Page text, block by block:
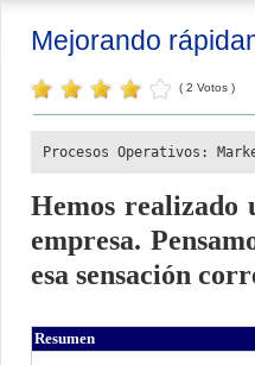
Mejorando
( 2 Votos )
Procesos Operativos:
Hemos realizado
empresa.
esa sensación
Resumen